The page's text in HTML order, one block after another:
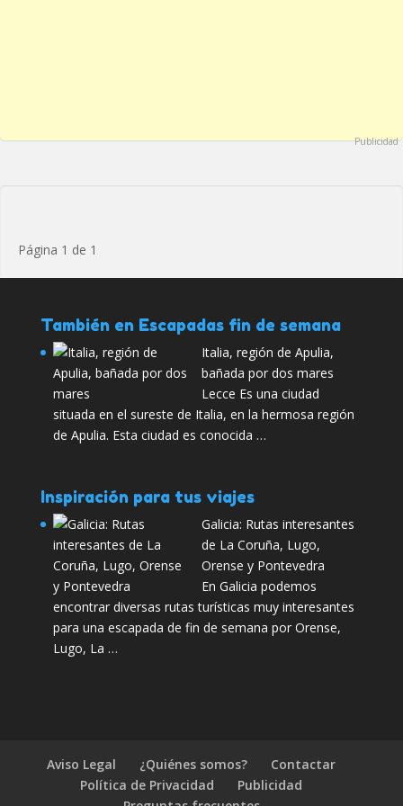
Publicidad
Página 1 de 1
También en Escapadas fin de semana
Italia, región de Apulia,
bañada por dos mares
Lecce Es una ciudad
situada en el sureste de Italia, en la hermosa región
de Apulia. Esta ciudad es conocida …
Inspiración para tus viajes
Galicia: Rutas interesantes
de La Coruña, Lugo,
Orense y Pontevedra
En Galicia podemos
encontrar diversas rutas turísticas muy interesantes
para una escapada de fin de semana por Orense,
Lugo, La …
Aviso Legal ¿Quiénes somos?
Contactar
Política de Privacidad
Publicidad